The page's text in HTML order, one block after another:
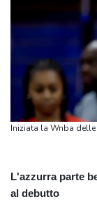
Iniziata la Wnba
L'azzurra parte
al debutto